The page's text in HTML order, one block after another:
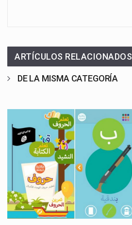
ARTÍCULOS RELACIONADOS
DE LA MISMA CATEGORÍA